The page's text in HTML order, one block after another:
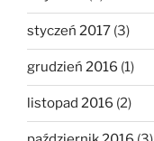
styczeń 2017 (3)
grudzień 2016 (1)
listopad 2016 (2)